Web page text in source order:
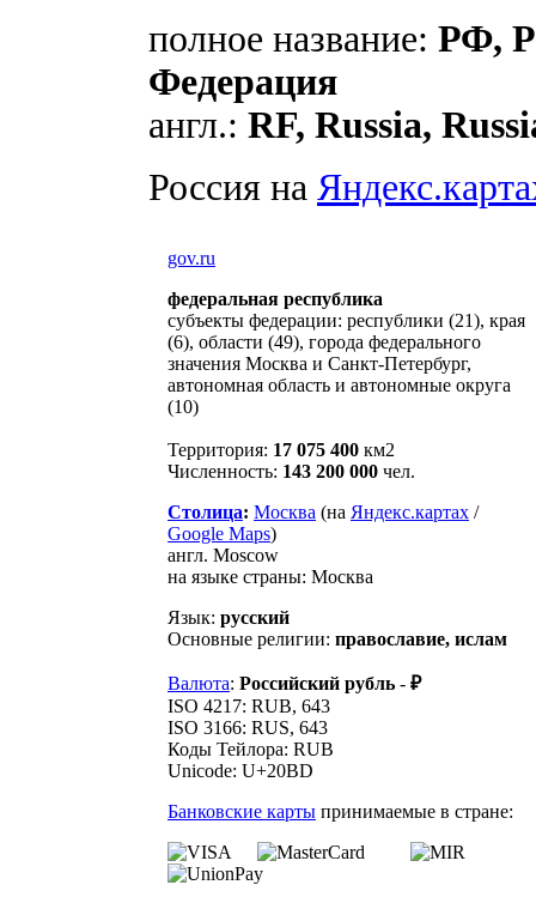
полное название: РФ,
Федерация
англ.: RF, Russia,
Россия на
gov.ru
федеральная республика
субъекты федерации: республики (21), края
(6), области (49), города федерального
значения Москва и Санкт-Петербург,
автономная область и автономные округа
(10)
Территория: 17 075 400 км2
Численность: 143 200 000 чел.
Столица: Москва (на Яндекс.картах /
Google Maps)
англ. Moscow
на языке страны: Москва
Язык: русский
Основные религии: православие, ислам
Валюта: Российский рубль - ₽
ISO 4217: RUB, 643
ISO 3166: RUS, 643
Коды Тейлора: RUB
Unicode: U+20BD
Банковские карты принимаемые в стране: